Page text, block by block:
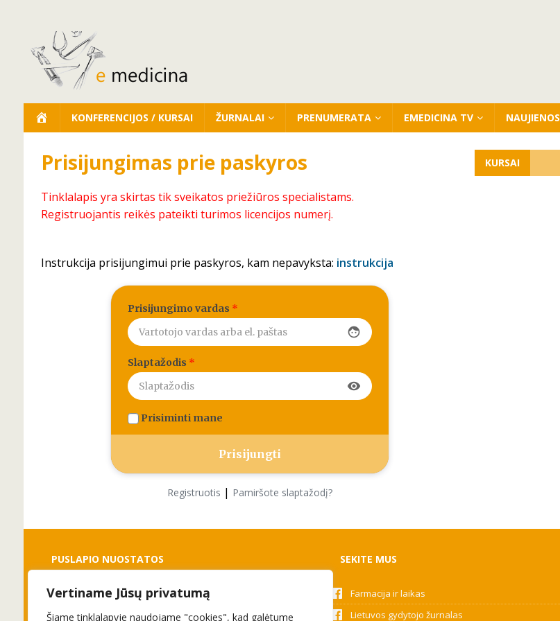
Vertiname Jūsų privatumą
Šiame tinklalapyje naudojame "cookies", kad galėtume
KONFERENCIJOS / KURSAI ŽURNALAI PRENUMERATA EMEDICINA TV NAUJIENOS
Prisijungimas prie paskyros
Tinklalapis yra skirtas tik sveikatos priežiūros specialistams.
Registruojantis reikės pateikti turimos licencijos numerį.
Instrukcija prisijungimui prie paskyros, kam nepavyksta: instrukcija
Prisijungimo vardas *
face
Slaptažodis *
visibility
Prisiminti mane
Registruotis | Pamiršote slaptažodį?
KURSAI
PUSLAPIO NUOSTATOS
Slapukai
Privatumo politika
SEKITE MUS
Farmacija ir laikas
Lietuvos gydytojo žurnalas